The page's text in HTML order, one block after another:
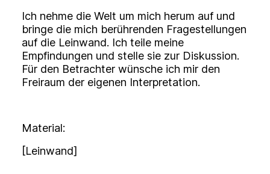
Ich nehme die Welt um mich herum auf und
bringe die mich berührenden Fragestellungen
auf die Leinwand. Ich teile meine
Empfindungen und stelle sie zur Diskussion.
Für den Betrachter wünsche ich mir den
Freiraum der eigenen Interpretation.
Material:
[Leinwand]